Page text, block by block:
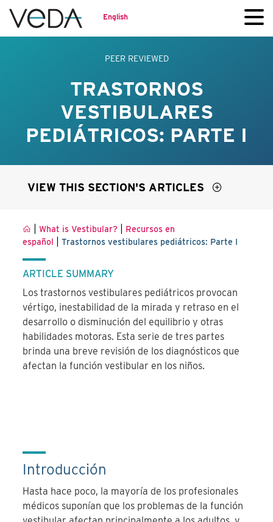
English
PEER REVIEWED
TRASTORNOS
VESTIBULARES
PEDIÁTRICOS: PARTE I
VIEW THIS SECTION'S ARTICLES
|What is Vestibular?
Recursos en
español
|Trastornos vestibulares pediátricos: Parte I
ARTICLE SUMMARY
Los trastornos vestibulares pediátricos provocan
vértigo, inestabilidad de la mirada y retraso en el
desarrollo o disminución del equilibrio y otras
habilidades motoras. Esta serie de tres partes
brinda una breve revisión de los diagnósticos que
afectan la función vestibular en los niños.
Introducción
Hasta hace poco, la mayoría de los profesionales
médicos suponían que los problemas de la función